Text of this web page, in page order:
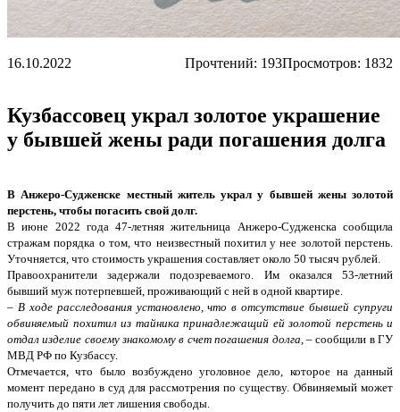
16.10.2022 Прочтений: 193Просмотров: 1832
Кузбассовец украл золотое украшение
у бывшей жены ради погашения долга
В Анжеро-Судженске местный житель украл у бывшей жены золотой
перстень, чтобы погасить свой долг.
В июне 2022 года 47-летняя жительница Анжеро-Судженска сообщила
стражам порядка о том, что неизвестный похитил у нее золотой перстень.
Уточняется, что стоимость украшения составляет около 50 тысяч рублей.
Правоохранители задержали подозреваемого. Им оказался 53-летний
бывший муж потерпевшей, проживающий с ней в одной квартире.
– В ходе расследования установлено, что в отсутствие бывшей супруги
обвиняемый похитил из тайника принадлежащий ей золотой перстень и
отдал изделие своему знакомому в счет погашения долга, – сообщили в ГУ
МВД РФ по Кузбассу.
Отмечается, что было возбуждено уголовное дело, которое на данный
момент передано в суд для рассмотрения по существу. Обвиняемый может
получить до пяти лет лишения свободы.